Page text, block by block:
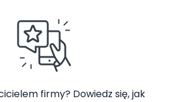
firmy? Dowiedz się, jak